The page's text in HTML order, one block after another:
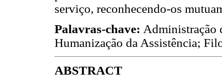
serviço, reconhecendo-os
Palavras-chave: Administração
Humanização da Assistência;
ABSTRACT